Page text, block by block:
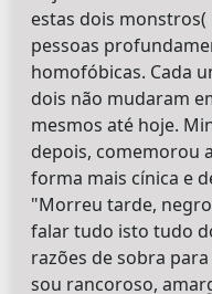
estas dois monstros(
pessoas
homofóbicas. Cada
dois não mudaram
mesmos até hoje.
depois, comemorou
forma mais cínica e
"Morreu tarde,
falar tudo isto tudo
razões de sobra
sou rancoroso,